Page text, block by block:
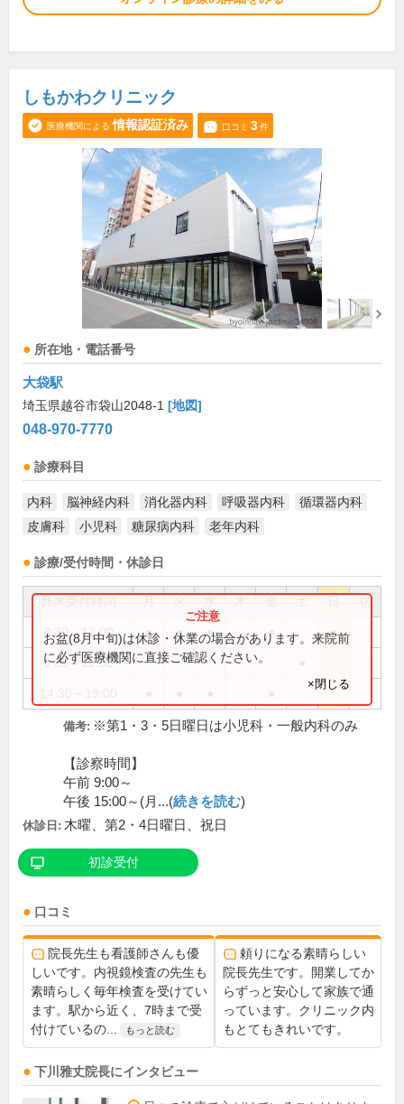
しもかわクリニック
医療機関による 情報認証済み 口コミ 3件
所在地・電話番号
大袋駅
埼玉県越谷市袋山2048-1 [地図]
048-970-7770
診療科目
内科 脳神経内科 消化器内科 呼吸器内科
循環器内科
皮膚科
小児科 糖尿病内科 老年内科
診療/受付時間・休診日
祝
8:30～12:00 ● ● ● ● ●
8:30～12:30
お盆(8月中旬)は休診・休業の場合があります。来院前
に必ず医療機関に直接ご確認ください。
×閉じる
備考: ※第1・3・5日曜日は小児科・一般内科のみ
【診察時間】
午前 9:00～
午後 15:00～(月...(続きを読む)
休診日: 木曜、第2・4日曜日、祝日
初診受付
口コミ
院長先生も看護師さんも優
しいです。内視鏡検査の先生も
素晴らしく毎年検査を受けてい
ます。駅から近く、7時まで受
付けているの...
もっと読む
頼りになる素晴らしい
院長先生です。開業してか
らずっと安心して家族で通
っています。クリニック内
もとてもきれいです。
下川雅丈院長にインタビュー